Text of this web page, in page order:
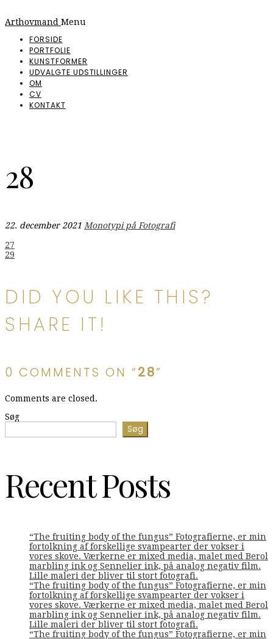
Arthovmand Menu
FORSIDE
PORTFOLIE
KUNSTFORMER
UDVALGTE UDSTILLINGER
OM
CV
KONTAKT
28
22. december 2021 Monotypi på Fotografi
Indlægsnavigation
27
29
DID YOU LIKE THIS?
SHARE IT!
0 COMMENTS ON “28”
Comments are closed.
Søg
Søg
Recent Posts
“The fruiting body of the fungus” Fotografierne, er min
fortolkning af forskellige svampearter der vokser i
vores skove. Værkerne er mixed media, malet med Berol
marbling ink og Sennelier ink, på analog negativ film.
Lille maleri der bliver til stort fotografi.
“The fruiting body of the fungus” Fotografierne, er min
fortolkning af forskellige svampearter der vokser i
vores skove. Værkerne er mixed media, malet med Berol
marbling ink og Sennelier ink, på analog negativ film.
Lille maleri der bliver til stort fotografi.
“The fruiting body of the fungus” Fotografierne, er min